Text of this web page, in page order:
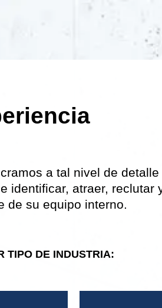
a tal nivel de
identificar, atraer, reclutar
de su equipo interno.
TIPO DE INDUSTRIA: